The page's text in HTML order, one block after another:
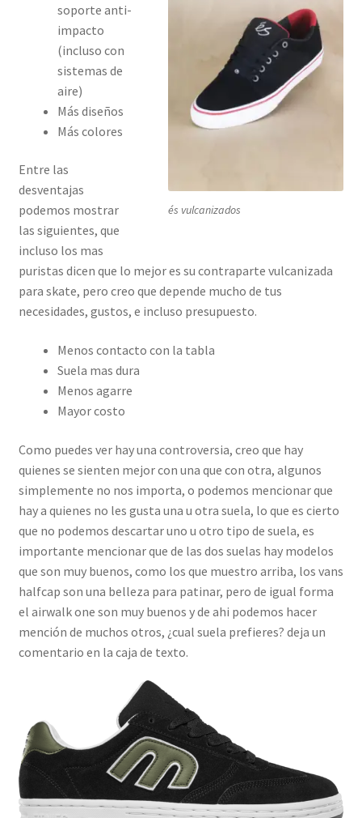
és vulcanizados
soporte anti-
impacto
(incluso con
sistemas de
aire)
Más diseños
Más colores
Entre las
desventajas
podemos mostrar
las siguientes, que
incluso los mas
puristas dicen que lo mejor es su contraparte vulcanizada
para skate, pero creo que depende mucho de tus
necesidades, gustos, e incluso presupuesto.
Menos contacto con la tabla
Suela mas dura
Menos agarre
Mayor costo
Como puedes ver hay una controversia, creo que hay
quienes se sienten mejor con una que con otra, algunos
simplemente no nos importa, o podemos mencionar que
hay a quienes no les gusta una u otra suela, lo que es cierto
que no podemos descartar uno u otro tipo de suela, es
importante mencionar que de las dos suelas hay modelos
que son muy buenos, como los que muestro arriba, los vans
halfcap son una belleza para patinar, pero de igual forma
el airwalk one son muy buenos y de ahi podemos hacer
mención de muchos otros, ¿cual suela prefieres? deja un
comentario en la caja de texto.